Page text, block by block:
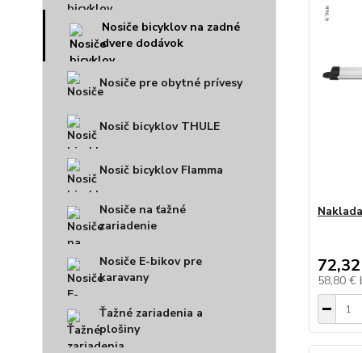
Nosiče bicyklov na zadné
dvere dodávok
Nosiče pre obytné prívesy
Nosič bicyklov THULE
Nosič bicyklov FIamma
Nosiče na ťažné
zariadenie
Nosiče E-bikov pre
karavany
Ťažné zariadenia a
plošiny
58,80 €